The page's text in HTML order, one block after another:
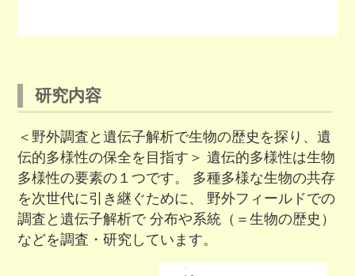
研究内容
＜野外調査と遺伝子解析で生物の歴史を探り、遺
伝的多様性の保全を目指す＞ 遺伝的多様性は生物
多様性の要素の１つです。 多種多様な生物の共存
を次世代に引き継ぐために、 野外フィールドでの
調査と遺伝子解析で 分布や系統（＝生物の歴史）
などを調査・研究しています。